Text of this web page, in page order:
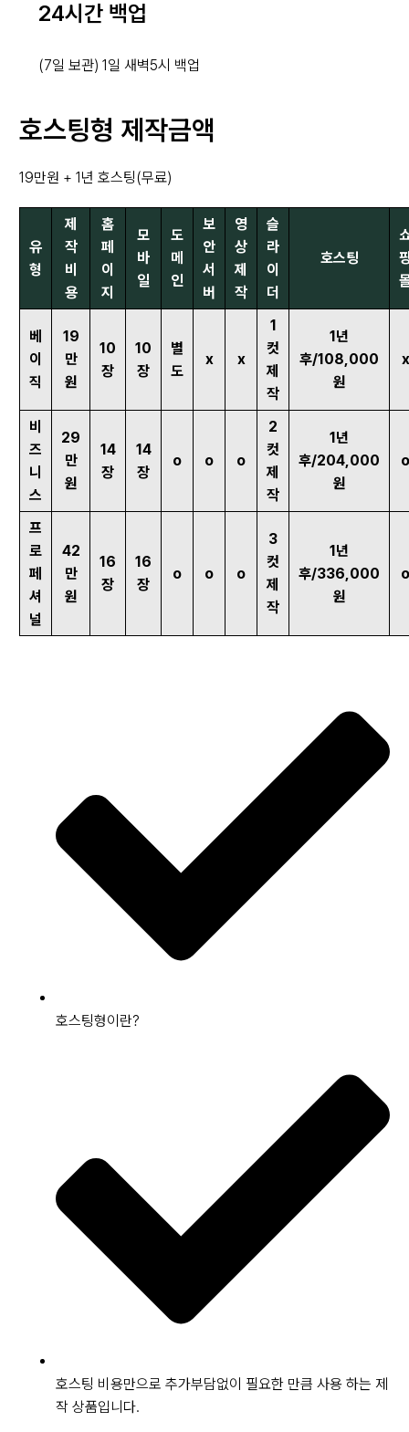
24시간 백업
(7일 보관) 1일 새벽5시 백업
호스팅형 제작금액
19만원 + 1년 호스팅(무료)
유
형
제
작
비
용
홈
페
이
지
모
바
일
도
메
인
보
안
서
버
영
상
제
작
슬
라
이
더
호스팅
베
이
직
19
만
원
10
장
10
장
별
도
x x
1
컷
제
작
1년
후/108,000
원
x
비
즈
니
스
29
만
원
14
장
14
장
o o o
2
컷
제
작
1년
후/204,000
원
o
프
로
페
셔
널
42
만
원
16
장
16
장
o o o
3
컷
제
작
1년
후/336,000
원
o
호스팅형이란?
호스팅 비용만으로 추가부담없이 필요한 만큼 사용 하는 제
작 상품입니다.